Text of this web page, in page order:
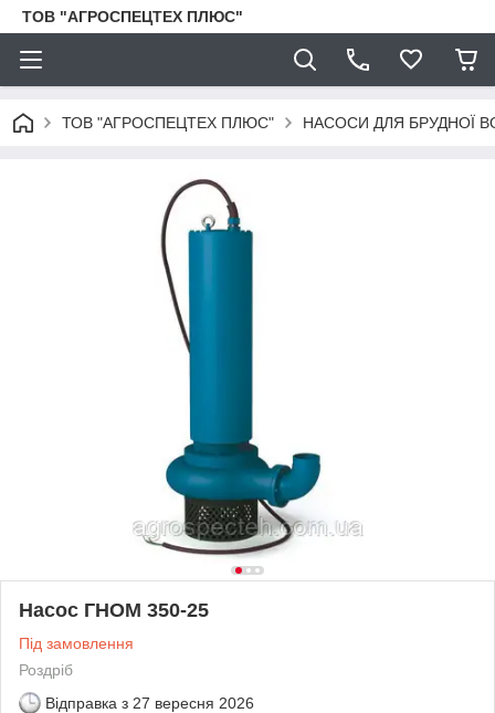
ТОВ "АГРОСПЕЦТЕХ ПЛЮС"
ТОВ "АГРОСПЕЦТЕХ ПЛЮС" НАСОСИ ДЛЯ БРУДНОЇ
Насос ГНОМ 350-25
Під замовлення
Роздріб
Відправка з 27 вересня 2026